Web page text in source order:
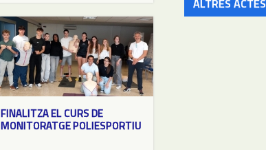
FINALITZA EL CURS DE
MONITORATGE POLIESPORTIU
ALTRES ACTES